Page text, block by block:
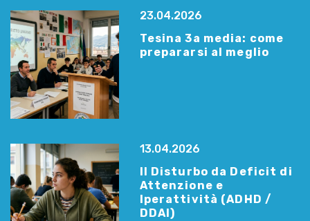
23.04.2026
Tesina 3a media: come
prepararsi al meglio
13.04.2026
Il Disturbo da Deficit di
Attenzione e
Iperattività (ADHD /
DDAI)